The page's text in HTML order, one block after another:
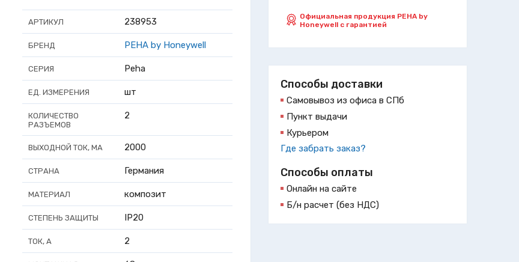
Официальная продукция PEHA by
Honeywell с гарантией
Способы доставки
Самовывоз из офиса в СПб
Пункт выдачи
Курьером
Где забрать заказ?
Способы оплаты
Онлайн на сайте
Б/н расчет (без НДС)
АРТИКУЛ 238953
БРЕНД PEHA by Honeywell
СЕРИЯ Peha
ЕД. ИЗМЕРЕНИЯ шт
КОЛИЧЕСТВО
РАЗЪЕМОВ
2
ВЫХОДНОЙ ТОК, МА 2000
СТРАНА Германия
МАТЕРИАЛ композит
СТЕПЕНЬ ЗАЩИТЫ IP20
ТОК, А 2